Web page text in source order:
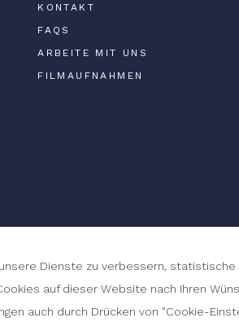
KONTAKT
FAQS
ARBEITE MIT UNS
FILMAUFNAHMEN
Dienste zu verbessern, statistische
auf dieser Website nach Ihren
auch durch Drücken von "Cookie-